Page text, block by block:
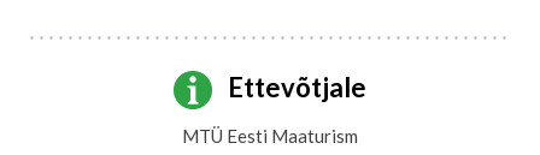
Ettevõtjale
MTÜ Eesti Maaturism